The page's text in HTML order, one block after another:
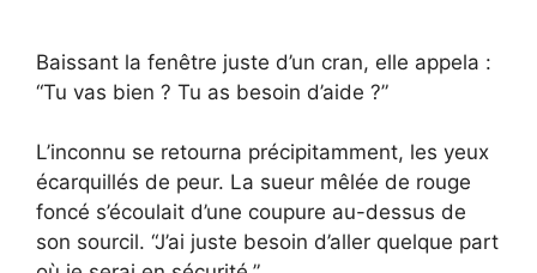
Baissant la fenêtre juste d’un cran, elle appela :
“Tu vas bien ? Tu as besoin d’aide ?”
L’inconnu se retourna précipitamment, les yeux
écarquillés de peur. La sueur mêlée de rouge
foncé s’écoulait d’une coupure au-dessus de
son sourcil. “J’ai juste besoin d’aller quelque part